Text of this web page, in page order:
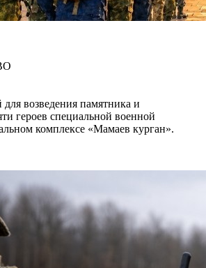
возведения памятника и
героев специальной военной
комплексе «Мамаев курган».